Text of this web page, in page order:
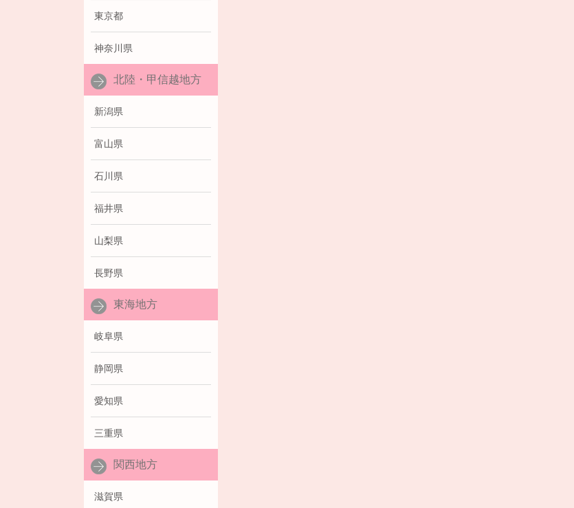
東京都
神奈川県
北陸・甲信越地方
新潟県
富山県
石川県
福井県
山梨県
長野県
東海地方
岐阜県
静岡県
愛知県
三重県
関西地方
滋賀県